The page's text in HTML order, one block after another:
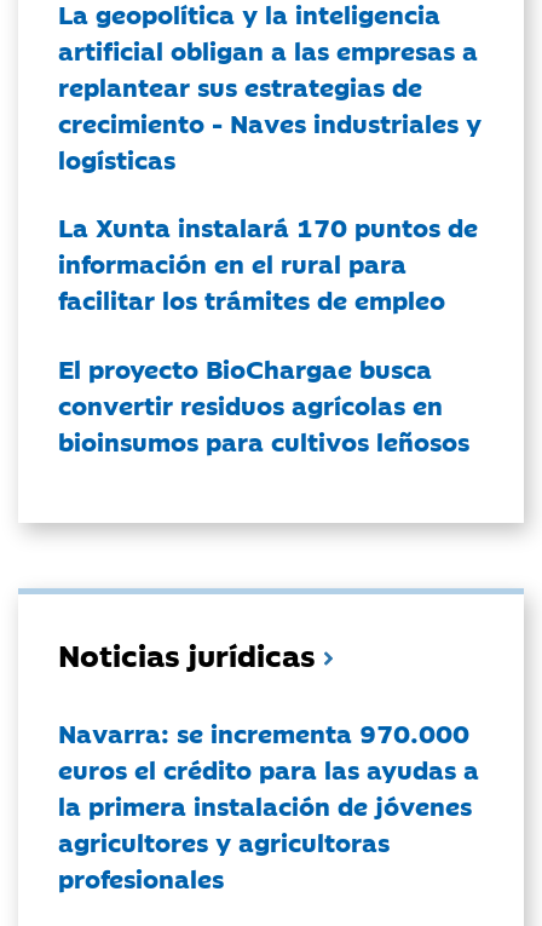
La geopolítica y la inteligencia
artificial obligan a las empresas a
replantear sus estrategias de
crecimiento - Naves industriales y
logísticas
La Xunta instalará 170 puntos de
información en el rural para
facilitar los trámites de empleo
El proyecto BioChargae busca
convertir residuos agrícolas en
bioinsumos para cultivos leñosos
Noticias jurídicas
Navarra: se incrementa 970.000
euros el crédito para las ayudas a
la primera instalación de jóvenes
agricultores y agricultoras
profesionales